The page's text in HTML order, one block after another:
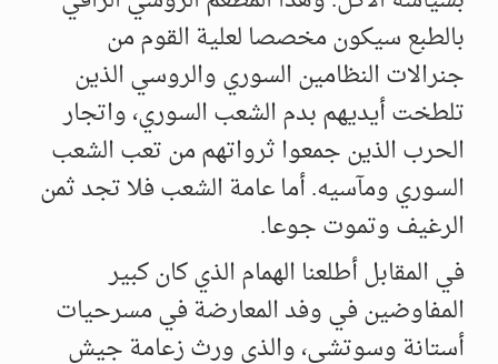
بالطبع سيكون مخصصا لعلية القوم من
جنرالات النظامين السوري والروسي الذين
تلطخت أيديهم بدم الشعب السوري، واتجار
الحرب الذين جمعوا ثرواتهم من تعب الشعب
السوري ومآسيه. أما عامة الشعب فلا تجد ثمن
الرغيف وتموت جوعا.
في المقابل أطلعنا الهمام الذي كان كبير
المفاوضين في وفد المعارضة في مسرحيات
أستانة وسوتشي، والذي ورث زعامة جيش